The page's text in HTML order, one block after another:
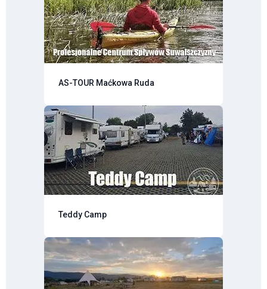
AS-TOUR Maćkowa Ruda
Teddy Camp